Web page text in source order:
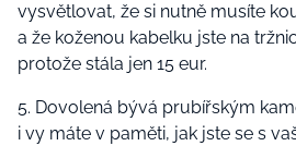
vysvětlovat, že si nutně musíte
a že koženou kabelku jste na
protože stála jen 15 eur.
5. Dovolená bývá prubířským
i vy máte v paměti, jak jste se s